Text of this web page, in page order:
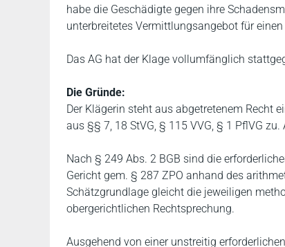
habe die Geschädigte gegen ihre
unterbreitetes Vermittlungsangebot für
Das AG hat der Klage vollumfänglich
Die Gründe:
Der Klägerin steht aus abgetretenem Recht
aus §§ 7, 18 StVG, § 115 VVG, § 1 PflVG
Nach § 249 Abs. 2 BGB sind die
Gericht gem. § 287 ZPO anhand des
Schätzgrundlage gleicht die jeweiligen
obergerichtlichen Rechtsprechung.
Ausgehend von einer unstreitig